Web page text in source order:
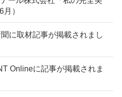
月）
に取材記事が掲載されまし
Onlineに記事が掲載されま